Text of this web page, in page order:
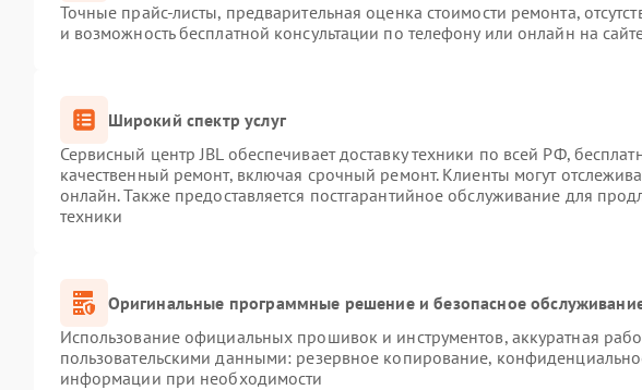
Точные прайс-листы, предварительная оценка стоимости ремонта,
и возможность бесплатной консультации по телефону или онлайн на
Широкий спектр услуг
Сервисный центр JBL обеспечивает доставку техники по всей РФ,
качественный ремонт, включая срочный ремонт. Клиенты могут
онлайн. Также предоставляется постгарантийное обслуживание для
техники
Оригинальные программные решение и безопасное
Использование официальных прошивок и инструментов, аккуратная
пользовательскими данными: резервное копирование,
информации при необходимости